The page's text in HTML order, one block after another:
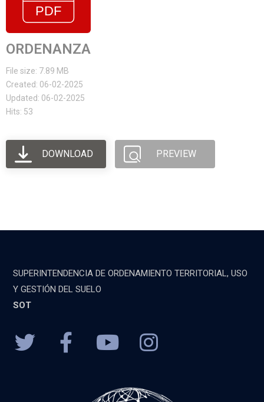
ORDENANZA
File size: 7.89 MB
Created: 06-02-2025
Updated: 06-02-2025
Hits: 53
DOWNLOAD PREVIEW
SUPERINTENDENCIA DE ORDENAMIENTO TERRITORIAL, USO
Y GESTIÓN DEL SUELO
SOT